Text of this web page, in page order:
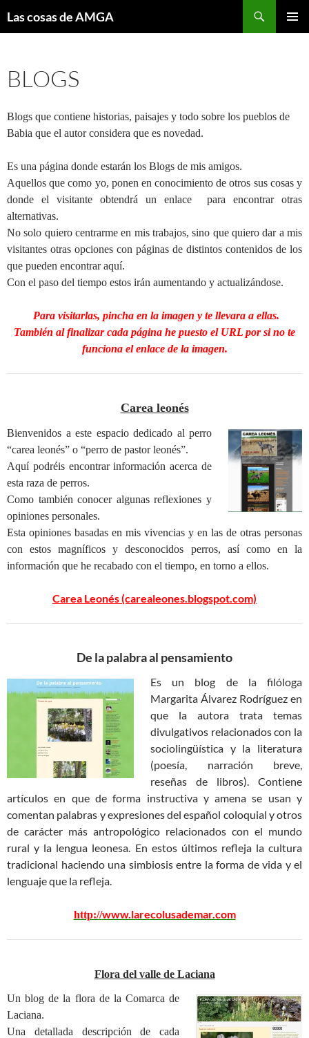
Las cosas de AMGA
BLOGS
Blogs que contiene historias, paisajes y todo sobre los pueblos de
Babia que el autor considera que es novedad.
Es una página donde estarán los Blogs de mis amigos.
Aquellos que como yo, ponen en conocimiento de otros sus cosas y
donde el visitante obtendrá un enlace para encontrar otras
alternativas.
No solo quiero centrarme en mis trabajos, sino que quiero dar a mis
visitantes otras opciones con páginas de distintos contenidos de los
que pueden encontrar aquí.
Con el paso del tiempo estos irán aumentando y actualizándose.
Para visitarlas, pincha en la imagen y te llevara a ellas.
También al finalizar cada página he puesto el URL por si no te
funciona el enlace de la imagen.
Carea leonés
Bienvenidos a este espacio dedicado al perro
“carea leonés” o “perro de pastor leonés”.
Aquí podréis encontrar información acerca de
esta raza de perros.
Como también conocer algunas reflexiones y
opiniones personales.
Esta opiniones basadas en mis vivencias y en las de otras personas
con estos magníficos y desconocidos perros, así como en la
información que he recabado con el tiempo, en torno a ellos.
Carea Leonés (carealeones.blogspot.com)
De la palabra al pensamiento
Es un blog de la filóloga
Margarita Álvarez Rodríguez en
que la autora trata temas
divulgativos relacionados con la
sociolingüística y la literatura
(poesía, narración breve,
reseñas de libros). Contiene
artículos en que de forma instructiva y amena se usan y
comentan palabras y expresiones del español coloquial y otros
de carácter más antropológico relacionados con el mundo
rural y la lengua leonesa. En estos últimos refleja la cultura
tradicional haciendo una simbiosis entre la forma de vida y el
lenguaje que la refleja.
http://www.larecolusademar.com
Flora del valle de Laciana
Un blog de la flora de la Comarca de
Laciana.
Una detallada descripción de cada